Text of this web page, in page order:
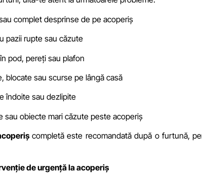
complet desprinse de pe acoperiș
pazii rupte sau căzute
pod, pereți sau plafon
blocate sau scurse pe lângă casă
îndoite sau dezlipite
sau obiecte mari căzute peste acoperiș
completă este recomandată după o furtună,
de urgență la acoperiș